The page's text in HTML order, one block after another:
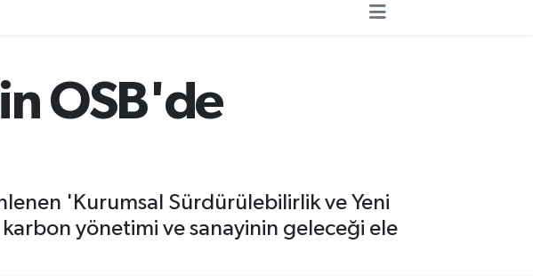
13.779 %-14
64.815,30 %-0.1
OSB'de
'Kurumsal Sürdürülebilirlik ve Yeni
yönetimi ve sanayinin geleceği ele